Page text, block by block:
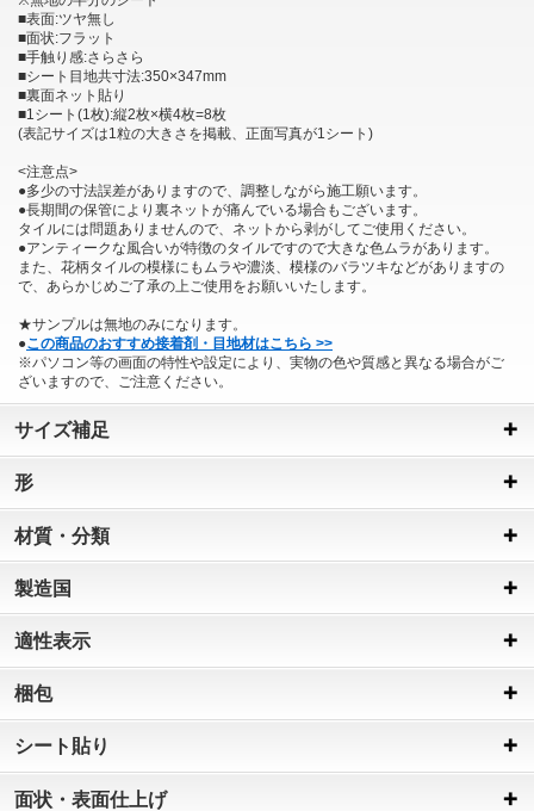
■表面:ツヤ無し
■面状:フラット
■手触り感:さらさら
■シート目地共寸法:350×347mm
■裏面ネット貼り
■1シート(1枚):縦2枚×横4枚=8枚
(表記サイズは1粒の大きさを掲載、正面写真が1シート)
<注意点>
●多少の寸法誤差がありますので、調整しながら施工願います。
●長期間の保管により裏ネットが痛んでいる場合もございます。
タイルには問題ありませんので、ネットから剥がしてご使用ください。
●アンティークな風合いが特徴のタイルですので大きな色ムラがあります。
また、花柄タイルの模様にもムラや濃淡、模様のバラツキなどがありますの
で、あらかじめご了承の上ご使用をお願いいたします。
★サンプルは無地のみになります。
●この商品のおすすめ接着剤・目地材はこちら >>
※パソコン等の画面の特性や設定により、実物の色や質感と異なる場合がご
ざいますので、ご注意ください。
サイズ補足
形
材質・分類
製造国
適性表示
梱包
シート貼り
面状・表面仕上げ